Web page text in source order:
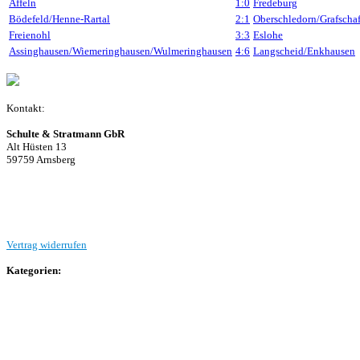
Affeln 1:0 Fredeburg
Bödefeld/Henne-Rartal
2:1 Oberschledorn/
Freienohl
3:3 Eslohe
Assinghausen/Wiemeringhausen/Wulmeringhausen 4:6 Langscheid/Enkhausen
Kontakt:
Schulte & Stratmann GbR
Alt Hüsten 13
59759 Arnsberg
Vertrag widerrufen
Kategorien: